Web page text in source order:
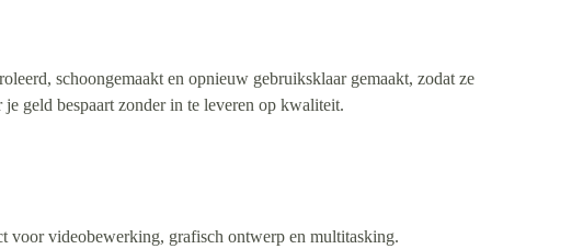
schoongemaakt en opnieuw gebruiksklaar gemaakt, zodat ze
geld bespaart zonder in te leveren op kwaliteit.
voor videobewerking, grafisch ontwerp en multitasking.